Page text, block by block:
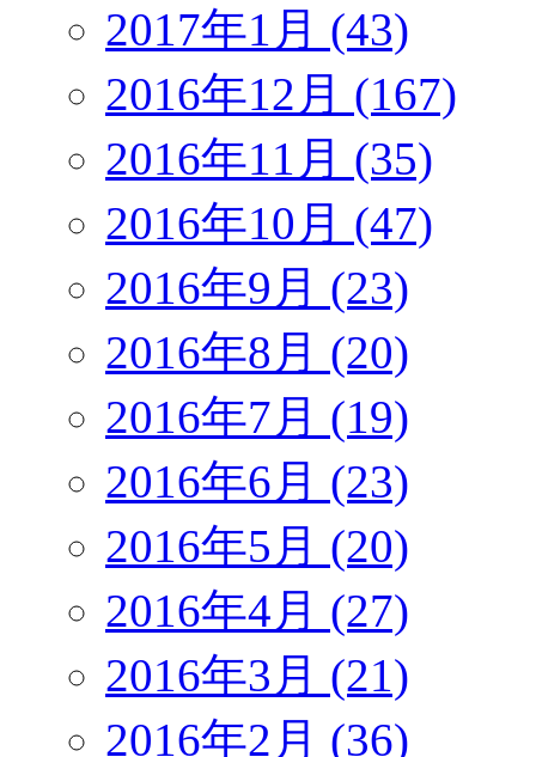
2017年1月 (43)
2016年12月 (167)
2016年11月 (35)
2016年10月 (47)
2016年9月 (23)
2016年8月 (20)
2016年7月 (19)
2016年6月 (23)
2016年5月 (20)
2016年4月 (27)
2016年3月 (21)
2016年2月 (36)